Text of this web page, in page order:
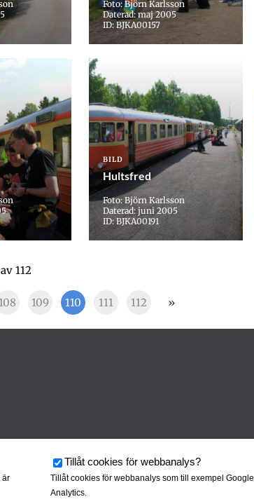
Foto: Björn Karlsson
Daterad: maj 2005
ID: BJKA00157
BILD
Hultsfred
Foto: Björn Karlsson
Daterad: juni 2005
ID: BJKA00191
112
109 110 111 112 »
är
Tillåt cookies för webbanalys?
Tillåt cookies för webbanalys som till exempel Google
Analytics.